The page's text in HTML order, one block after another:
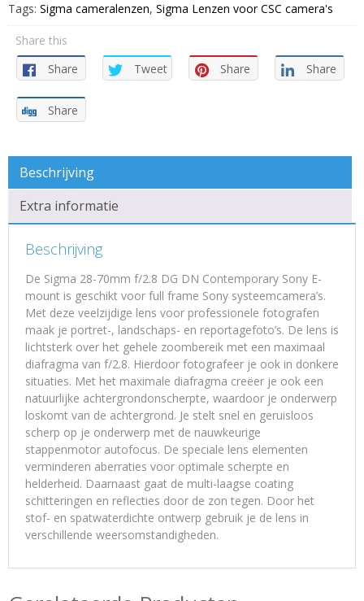
Tags: Sigma cameralenzen, Sigma Lenzen voor CSC camera's
Share this
Share
Tweet Share Share
Share
Beschrijving
Extra informatie
Beschrijving
De Sigma 28-70mm f/2.8 DG DN Contemporary Sony E-
mount is geschikt voor full frame Sony systeemcamera’s.
Met deze veelzijdige lens voor professionele fotografen
maak je portret-, landschaps- en reportagefoto’s. De lens is
lichtsterk over het gehele zoombereik met een maximaal
diafragma van f/2.8. Hierdoor fotografeer je ook in donkere
situaties. Met het maximale diafragma creëer je ook een
natuurlijke achtergrondonscherpte, waardoor je onderwerp
loskomt van de achtergrond. Je stelt snel en geruisloos
scherp op je onderwerp met de nauwkeurige
stappenmotor autofocus. De speciale lens elementen
verminderen aberraties voor optimale scherpte en
helderheid. Daarnaast gaat de multi-laagse coating
schitteringen en reflecties door de zon tegen. Door het
stof- en spatwaterdichte ontwerp gebruik je de lens in
verschillende weersomstandigheden.